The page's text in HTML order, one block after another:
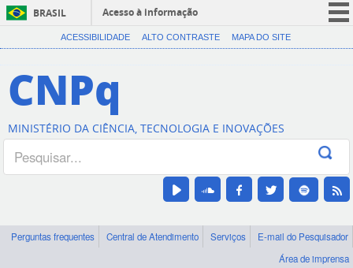
BRASIL
Acesso à informação
CORONAVÍRUS (COVID-19)
Canais
ACESSIBILIDADE ALTO CONTRASTE MAPA DO SITE
CNPq
MINISTÉRIO DA CIÊNCIA, TECNOLOGIA E INOVAÇÕES
Perguntas frequentes Central de Atendimento Serviços
E-mail do Pesquisador
Área de imprensa